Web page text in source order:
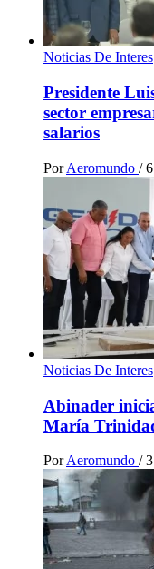
Noticias De Interes
Presidente
sector
salarios
Por Aeromundo /
Noticias De Interes
Abinader
María
Por Aeromundo /